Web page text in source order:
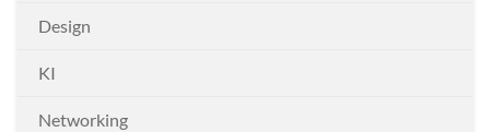
Design
KI
Networking